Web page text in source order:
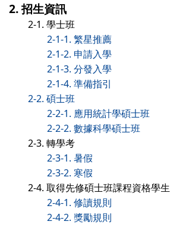
2. 招生資訊
2-1. 學士班
2-1-1. 繁星推薦
2-1-2. 申請入學
2-1-3. 分發入學
2-1-4. 準備指引
2-2. 碩士班
2-2-1. 應用統計學碩士班
2-2-2. 數據科學碩士班
2-3. 轉學考
2-3-1. 暑假
2-3-2. 寒假
2-4. 取得先修碩士班課程資格學生
2-4-1. 修讀規則
2-4-2. 獎勵規則